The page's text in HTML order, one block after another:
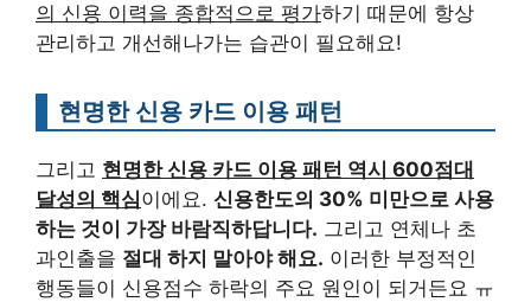
의 신용 이력을 종합적으로 평가하기 때문에 항상
관리하고 개선해나가는 습관이 필요해요!
현명한 신용 카드 이용 패턴
그리고 현명한 신용 카드 이용 패턴 역시 600점대
달성의 핵심이에요. 신용한도의 30% 미만으로 사용
하는 것이 가장 바람직하답니다. 그리고 연체나 초
과인출을 절대 하지 말아야 해요. 이러한 부정적인
행동들이 신용점수 하락의 주요 원인이 되거든요 ㅠ